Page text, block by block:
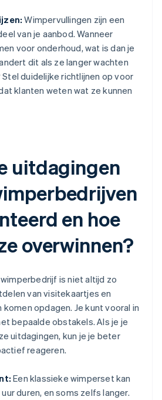
Wimpervullingen zijn een
van je aanbod. Wanneer
voor onderhoud, wat is dan je
dit als ze langer wachten
Stel duidelijke richtlijnen op voor
klanten weten wat ze kunnen
uitdagingen
en hoe
overwinnen?
is niet altijd zo
van visitekaartjes en
opdagen. Je kunt vooral in
bepaalde obstakels. Als je je
uitdagingen, kun je je beter
reageren.
Een klassieke wimperset kan
duren, en soms zelfs langer.